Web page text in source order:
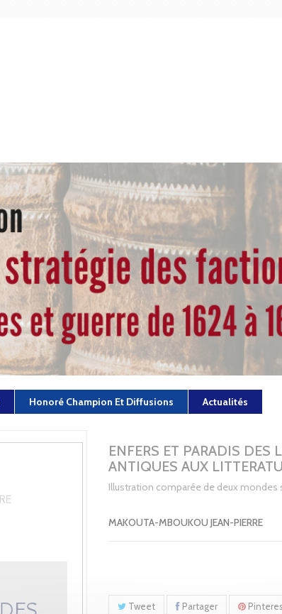
Honoré Champion Et Diffusions Actualités
ENFERS ET PARADIS DES
ANTIQUES AUX
Illustration comparée de deux mondes
MAKOUTA-MBOUKOU JEAN-PIERRE
Tweet Partager